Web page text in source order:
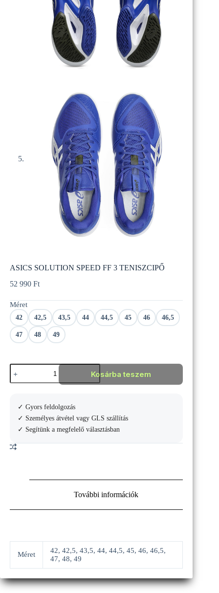
ASICS SOLUTION SPEED FF 3 TENISZCIPŐ
52 990 Ft
Méret
42 42,5 43,5 44 44,5 45 46 46,5
47 48 49
ASICS
SOLUTION
SPEED
TENISZCIPŐ
mennyiség
Kosárba teszem
✓ Gyors feldolgozás
✓ Személyes átvétel vagy GLS szállítás
✓ Segítünk a megfelelő választásban
További információk
Méret
42, 42,5, 43,5, 44, 44,5, 45, 46, 46,5,
47, 48, 49